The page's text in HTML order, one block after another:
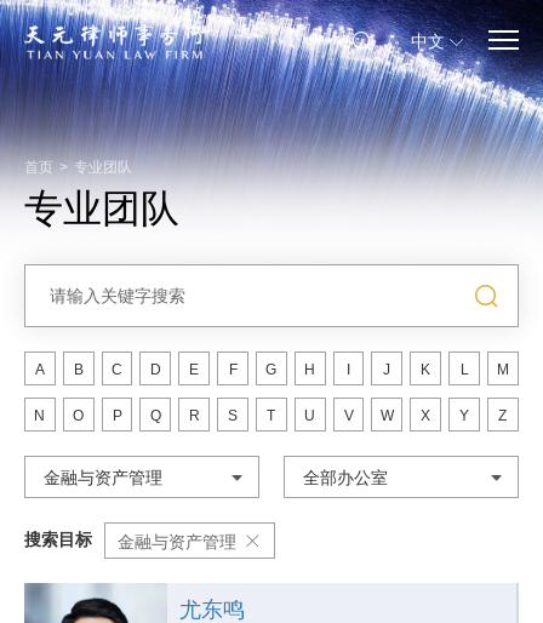
中文
首页 > 专业团队
专业团队
A B C D E F G H J K L M
N O P Q R S T U V W X Y Z
金融与资产管理 全部办公室
搜索目标 金融与资产管理
尤东鸣